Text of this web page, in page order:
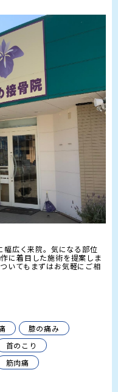
幅広く来院。気になる部位
に着目した施術を提案しま
いてもまずはお気軽にご相
膝の痛み
首のこり
筋肉痛